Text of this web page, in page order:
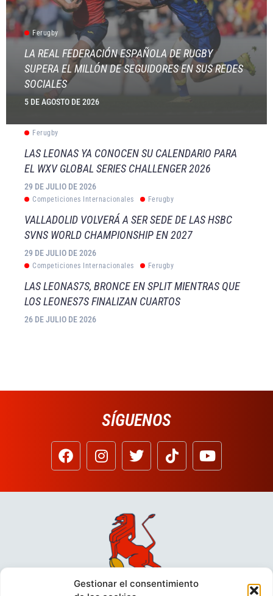
Gestionar el consentimiento
Ferugby
LA REAL FEDERACIÓN ESPAÑOLA DE RUGBY
SUPERA EL MILLÓN DE SEGUIDORES EN SUS REDES
SOCIALES
5 DE AGOSTO DE 2026
Ferugby
LAS LEONAS YA CONOCEN SU CALENDARIO PARA
EL WXV GLOBAL SERIES CHALLENGER 2026
29 DE JULIO DE 2026
Competiciones Internacionales Ferugby
VALLADOLID VOLVERÁ A SER SEDE DE LAS HSBC
SVNS WORLD CHAMPIONSHIP EN 2027
29 DE JULIO DE 2026
Competiciones Internacionales Ferugby
LAS LEONAS7S, BRONCE EN SPLIT MIENTRAS QUE
LOS LEONES7S FINALIZAN CUARTOS
26 DE JULIO DE 2026
SÍGUENOS